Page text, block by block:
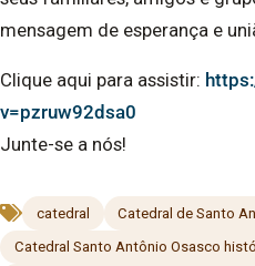
mensagem de esperança e
Clique aqui para assistir:
v=pzruw92dsa0
Junte-se a nós!
catedral Catedral de Santo
Catedral Santo Antônio Osasco